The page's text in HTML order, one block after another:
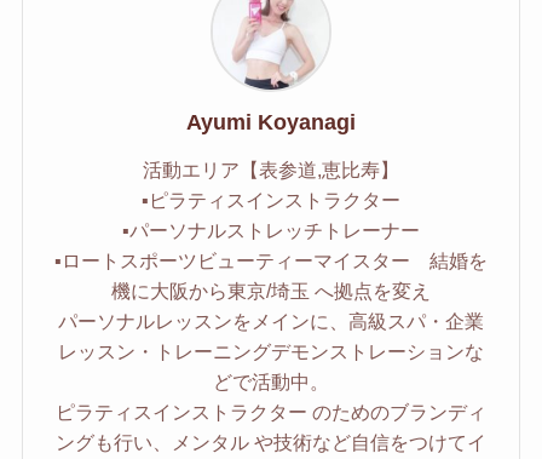
Ayumi Koyanagi
活動エリア【表参道,恵比寿】
▪︎ピラティスインストラクター
▪︎パーソナルストレッチトレーナー
▪︎ロートスポーツビューティーマイスター 結婚を
機に大阪から東京/埼玉 へ拠点を変え
パーソナルレッスンをメインに、高級スパ・企業
レッスン・トレーニングデモンストレーションな
どで活動中。
ピラティスインストラクター のためのブランディ
ングも行い、メンタル や技術など自信をつけてイ